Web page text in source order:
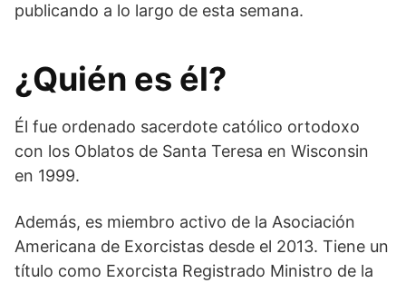
publicando a lo largo de esta semana.
¿Quién es él?
Él fue ordenado sacerdote católico ortodoxo
con los Oblatos de Santa Teresa en Wisconsin
en 1999.
Además, es miembro activo de la Asociación
Americana de Exorcistas desde el 2013. Tiene un
título como Exorcista Registrado Ministro de la